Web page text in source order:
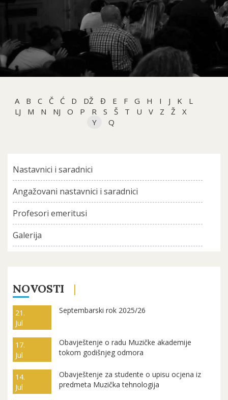
A B C Č Ć D DŽ Đ E F G H I J K
L
LJ
M N NJ O P R S Š T U V Z Ž
X
Y
Q
Nastavnici i saradnici
Angažovani nastavnici i saradnici
Profesori emeritusi
Galerija
NOVOSTI
21.
Jul
Septembarski rok 2025/26
17.
Jul
Obavještenje o radu Muzičke akademije
tokom godišnjeg odmora
14.
Jul
Obavještenje za studente o upisu ocjena iz
predmeta Muzička tehnologija